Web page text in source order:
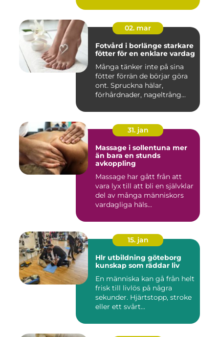
02. mar
Fotvård i borlänge starkare
fötter för en enklare vardag
Många tänker inte på sina
fötter förrän de börjar göra
ont. Spruckna hälar,
förhårdnader, nageltrång...
31. jan
Massage i sollentuna mer
än bara en stunds
avkoppling
Massage har gått från att
vara lyx till att bli en självklar
del av många människors
vardagliga häls...
15. jan
Hlr utbildning göteborg
kunskap som räddar liv
En människa kan gå från helt
frisk till livlös på några
sekunder. Hjärtstopp, stroke
eller ett svårt...